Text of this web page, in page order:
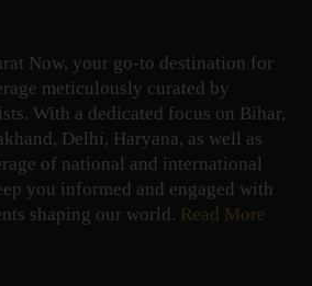
Now, your go-to destination for
meticulously curated by
With a dedicated focus on Bihar,
Delhi, Haryana, as well as
of national and international
you informed and engaged with
shaping our world. Read More